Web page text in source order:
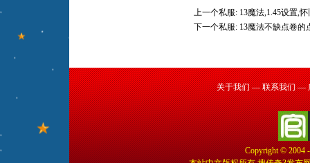
上一个私服: 13魔法,1.45设置,
下一个私服: 13魔法不缺点卷的
关于我们 — 联系我们 —
Copyright © 2004